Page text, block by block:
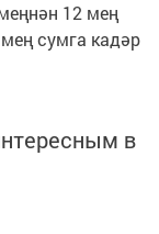
12 мең
сумга кадәр
в